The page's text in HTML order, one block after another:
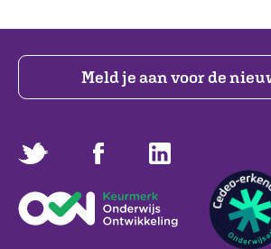
Meld je aan voor de